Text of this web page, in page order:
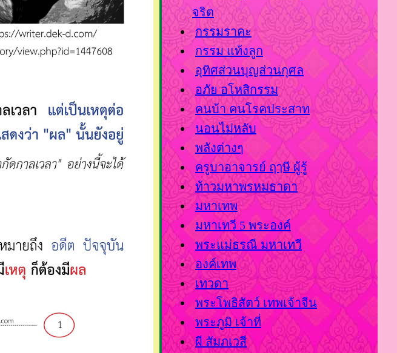
จริต
กรรมราคะ
กรรม แท้งลูก
อุทิศส่วนบุญส่วนกุศล
อภัย อโหสิกรรม
คนบ้า คนโรคประสาท
นอนไม่หลับ
พลังต่างๆ
ครูบาอาจารย์ ฤๅษี ผู้รู้
ท้าวมหาพรหมธาดา
มหาเทพ
มหาเทวี 5 พระองค์
พระแม่ธรณี มหาเทวี
องค์เทพ
เทวดา
พระโพธิสัตว์ เทพเจ้าจีน
พระภูมิ เจ้าที่
ผี สัมภเวสี